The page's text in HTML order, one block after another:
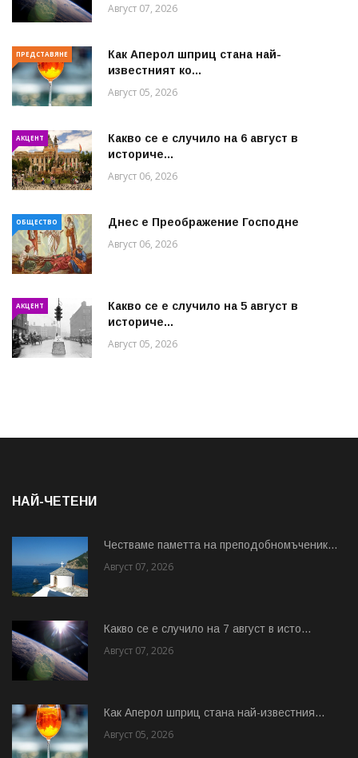
Август 07, 2026
ПРЕДСТАВЯНЕ
Как Аперол шприц стана най-
известният ко...
Август 05, 2026
АКЦЕНТ
Какво се е случило на 6 август в
историче...
Август 06, 2026
ОБЩЕСТВО Днес е Преображение Господне
Август 06, 2026
АКЦЕНТ
Какво се е случило на 5 август в
историче...
Август 05, 2026
НАЙ-ЧЕТЕНИ
Честваме паметта на преподобномъченик...
Август 07, 2026
Какво се е случило на 7 август в исто...
Август 07, 2026
Как Аперол шприц стана най-известния...
Август 05, 2026